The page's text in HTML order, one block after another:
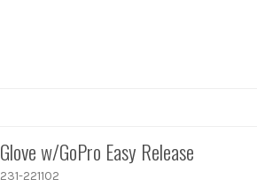
Glove w/GoPro Easy Release
231-221102